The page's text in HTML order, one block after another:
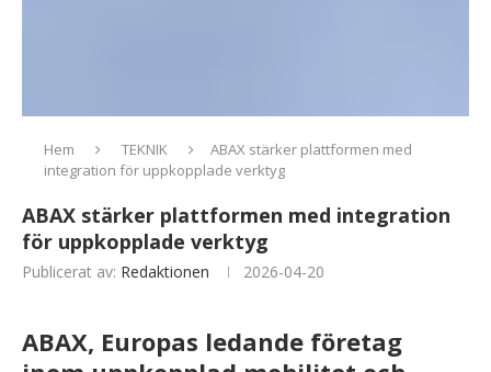
Hem TEKNIK
ABAX stärker plattformen med
integration för uppkopplade verktyg
ABAX stärker plattformen med integration
för uppkopplade verktyg
Publicerat av: Redaktionen 2026-04-20
ABAX, Europas ledande företag